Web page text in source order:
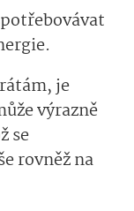
je
výrazně
se
rovněž na